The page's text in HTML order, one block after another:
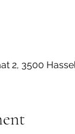
2, 3500